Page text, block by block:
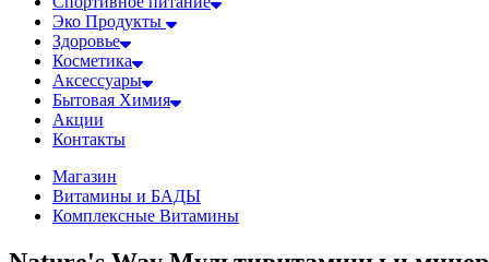
Эко Продукты
Здоровье
Косметика
Аксессуары
Бытовая Химия
Акции
Контакты
Магазин
Витамины и БАДЫ
Комплексные Витамины